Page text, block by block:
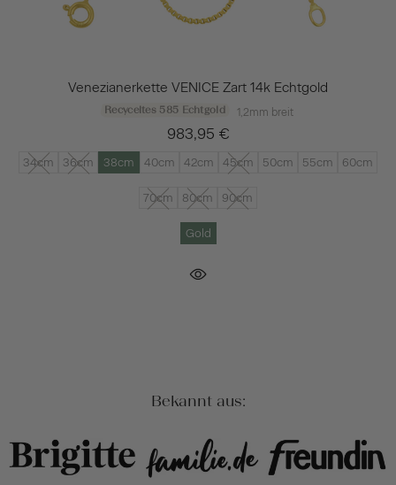
Venezianerkette VENICE Zart 14k Echtgold
Recyceltes 585 Echtgold 1,2mm breit
983,95 €
34cm 36cm 38cm 40cm 42cm 45cm 50cm 55cm 60cm
70cm 80cm 90cm
Gold
Bekannt aus: